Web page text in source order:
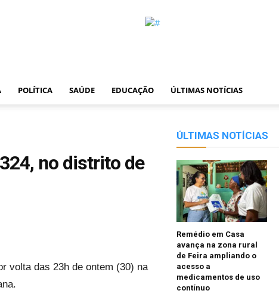
POLÍTICA SAÚDE EDUCAÇÃO ÚLTIMAS NOTÍCIAS
no distrito de
volta das 23h de ontem (30) na
ÚLTIMAS NOTÍCIAS
Remédio em Casa
avança na zona rural
de Feira ampliando o
acesso a
medicamentos de uso
contínuo